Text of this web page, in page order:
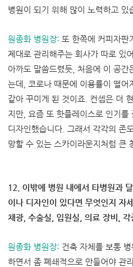
병원이 되기 위해 많이 노력하고 있
원종화 병원장: 또 한쪽에 커피자판
제대로 관리해주는 회사가 따로 있
아까도 말씀드렸듯, 처음에 이 공
는데, 코로나 때문에 이용률이 떨어
같아 꾸미게 된 것이죠. 컨셉은 더
지만, 요즘 또 핫플레이스로 인기를
디자인했습니다. 그래서 각각의 존
망할 수 있는 스카이라운지처럼 큰
12. 이밖에 병원 내에서 타병원과
이나 디자인이 있다면 무엇인지 자
채광, 수술실, 입원실, 의료 장비, 각
원종화 병원장: 건축 자체를 보통 병
하면서 좀 폐쇄적으로 만들어야 관